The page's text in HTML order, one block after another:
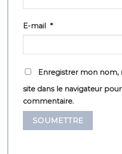
E-mail *
Enregistrer mon
site dans le navigateur
commentaire.